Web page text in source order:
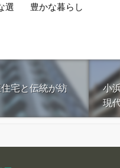
選
豊かな暮らし
宅と伝統が紡
小
現